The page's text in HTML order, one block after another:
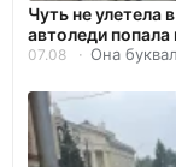
Чуть не улетела
автоледи попала
07.08 Она